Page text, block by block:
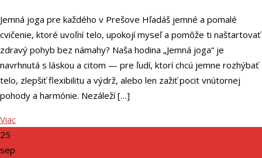
Jemná joga pre každého v Prešove Hľadáš jemné a pomalé
cvičenie, ktoré uvoľní telo, upokojí myseľ a pomôže ti naštartovať
zdravý pohyb bez námahy? Naša hodina „Jemná joga“ je
navrhnutá s láskou a citom — pre ľudí, ktorí chcú jemne rozhýbať
telo, zlepšiť flexibilitu a výdrž, alebo len zažiť pocit vnútornej
pohody a harmónie. Nezáleží […]
Viac
25
sep